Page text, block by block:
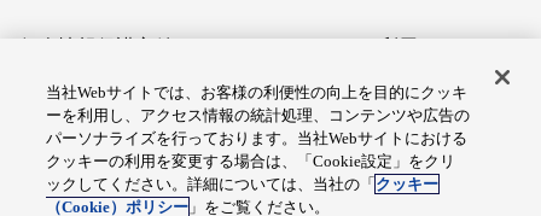
アクセシビリティへの対応
Cookie設定
総合サイトマップ
当社Webサイトでは、お客様の利便性の向上を目的にクッキ
ーを利用し、アクセス情報の統計処理、コンテンツや広告の
パーソナライズを行っております。当社Webサイトにおける
クッキーの利用を変更する場合は、「Cookie設定」をクリ
ックしてください。詳細については、当社の「 クッキー
（Cookie）ポリシー 」をご覧ください。